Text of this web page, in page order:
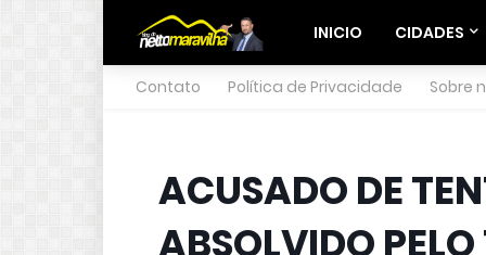
INICIO CIDADES
Contato Política de Privacidade Sobre
ACUSADO DE
ABSOLVIDO